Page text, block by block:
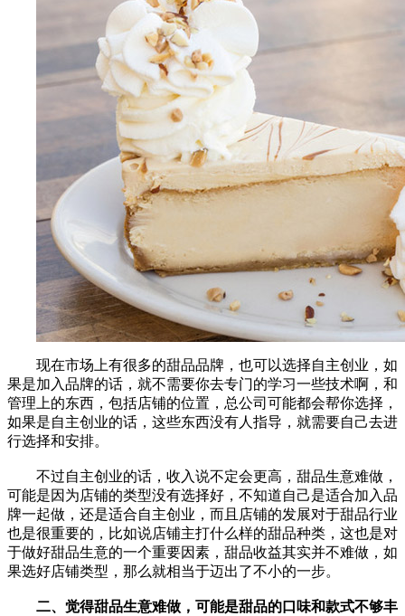
现在市场上有很多的甜品品牌，也可以选择自主创业，如
果是加入品牌的话，就不需要你去专门的学习一些技术啊，和
管理上的东西，包括店铺的位置，总公司可能都会帮你选择，
如果是自主创业的话，这些东西没有人指导，就需要自己去进
行选择和安排。
不过自主创业的话，收入说不定会更高，甜品生意难做，
可能是因为店铺的类型没有选择好，不知道自己是适合加入品
牌一起做，还是适合自主创业，而且店铺的发展对于甜品行业
也是很重要的，比如说店铺主打什么样的甜品种类，这也是对
于做好甜品生意的一个重要因素，甜品收益其实并不难做，如
果选好店铺类型，那么就相当于迈出了不小的一步。
二、觉得甜品生意难做，可能是甜品的口味和款式不够丰